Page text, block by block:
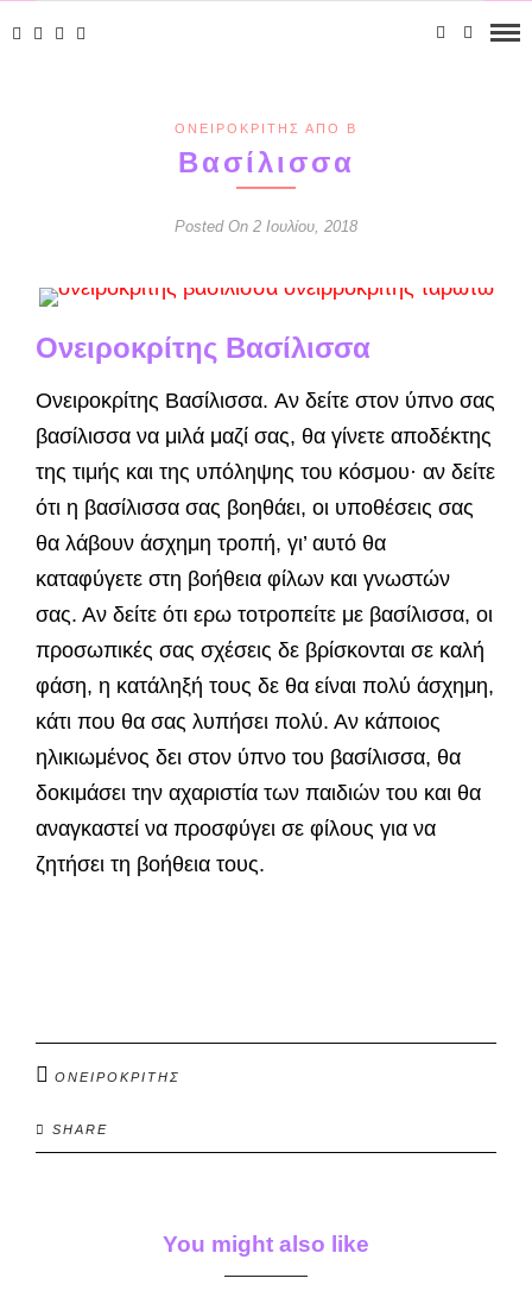
ΟΝΕΙΡΟΚΡΊΤΗΣ ΑΠΌ Β
Βασίλισσα
Posted On 2 Ιουλίου, 2018
Ονειροκρίτης Βασίλισσα
Ονειροκρίτης Βασίλισσα. Αν δείτε στον ύπνο σας
βασίλισσα να μιλά μαζί σας, θα γίνετε αποδέκτης
της τιμής και της υπόληψης του κόσμου· αν δείτε
ότι η βα­σίλισσα σας βοηθάει, οι υποθέσεις σας
θα λά­βουν άσχημη τροπή, γι’ αυτό θα
καταφύγετε στη βοήθεια φίλων και γνωστών
σας. Αν δείτε ότι ερω τοτροπείτε με βασίλισσα, οι
προσωπικές σας σχέ­σεις δε βρίσκονται σε καλή
φάση, η κατάληξή τους δε θα είναι πολύ άσχημη,
κάτι που θα σας λυπή­σει πολύ. Αν κάποιος
ηλικιωμένος δει στον ύπνο του βασίλισσα, θα
δοκιμάσει την αχαριστία των παιδιών του και θα
αναγκαστεί να προσφύγει σε φίλους για να
ζητήσει τη βοήθεια τους.
ΟΝΕΙΡΟΚΡΙΤΗΣ
SHARE
You might also like